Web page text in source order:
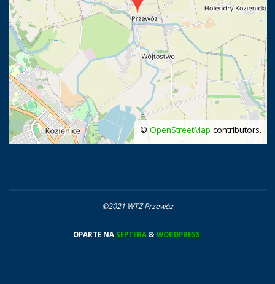
© OpenStreetMap contributors.
©2021 WTZ Przewóz
OPARTE NA SEPTERA & WORDPRESS.